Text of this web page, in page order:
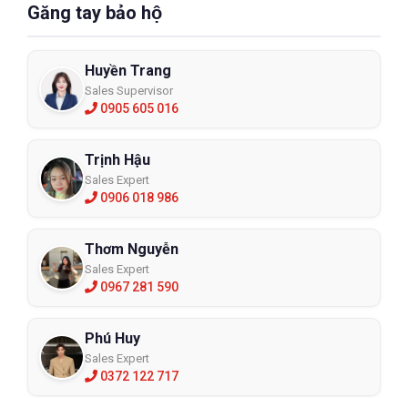
Găng tay bảo hộ
Huyền Trang
Sales Supervisor
0905 605 016
Trịnh Hậu
Sales Expert
0906 018 986
Thơm Nguyễn
Sales Expert
0967 281 590
Phú Huy
Sales Expert
0372 122 717